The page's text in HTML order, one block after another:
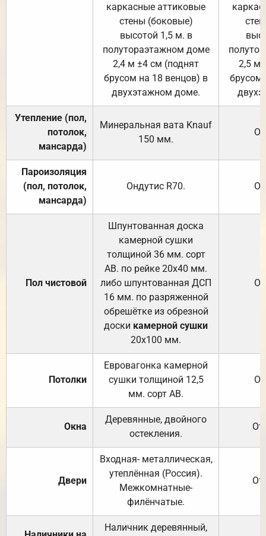
каркасные аттиковые
стены (боковые)
высотой 1,5 м. в
полутораэтажном доме
2,4 м ±4 см (поднят
брусом на 18 венцов) в
двухэтажном доме.
2,5 м
брусом
Утепление (пол,
потолок,
мансарда)
Минеральная вата Knauf
150 мм.
Пароизоляция
(пол, потолок,
мансарда)
Ондутис R70.
Пол чистовой
Шпунтованная доска
камерной сушки
толщиной 36 мм. сорт
АВ. по рейке 20х40 мм.
либо шпунтованная ДСП
16 мм. по разряженной
обрешётке из обрезной
доски камерной сушки
20х100 мм.
Потолки
Евровагонка камерной
сушки толщиной 12,5
мм. сорт АВ.
Окна
Деревянные, двойного
остекления.
Двери
Входная- металлическая,
утеплённая (Россия).
Межкомнатные-
филёнчатые.
Наличник деревянный,